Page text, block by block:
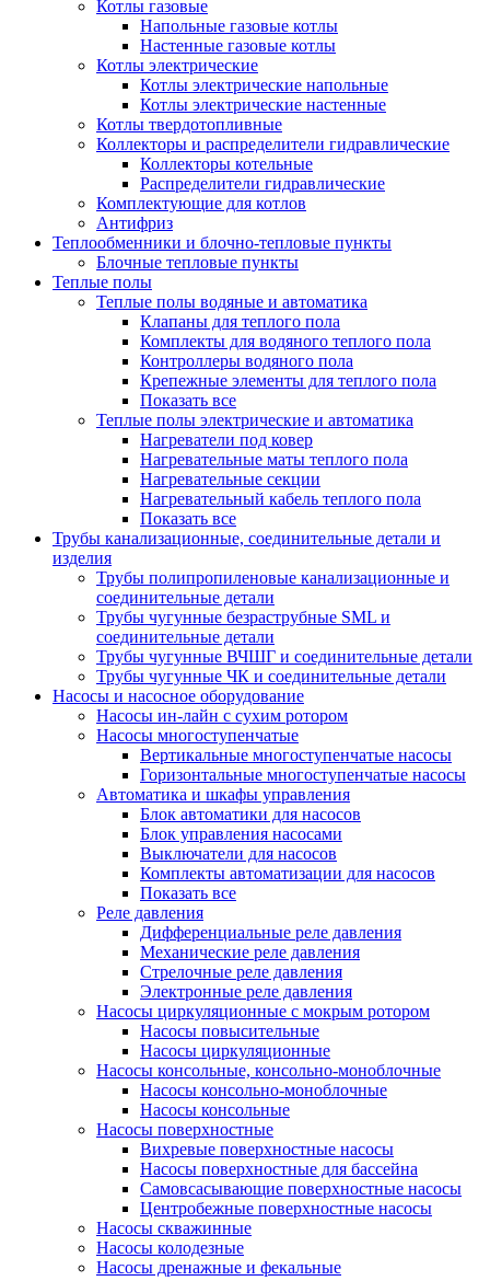
Котлы газовые
Напольные газовые котлы
Настенные газовые котлы
Котлы электрические
Котлы электрические напольные
Котлы электрические настенные
Котлы твердотопливные
Коллекторы и распределители гидравлические
Коллекторы котельные
Распределители гидравлические
Комплектующие для котлов
Антифриз
Теплообменники и блочно-тепловые пункты
Блочные тепловые пункты
Теплые полы
Теплые полы водяные и автоматика
Клапаны для теплого пола
Комплекты для водяного теплого пола
Контроллеры водяного пола
Крепежные элементы для теплого пола
Показать все
Теплые полы электрические и автоматика
Нагреватели под ковер
Нагревательные маты теплого пола
Нагревательные секции
Нагревательный кабель теплого пола
Показать все
Трубы канализационные, соединительные детали и
изделия
Трубы полипропиленовые канализационные и
соединительные детали
Трубы чугунные безраструбные SML и
соединительные детали
Трубы чугунные ВЧШГ и соединительные детали
Трубы чугунные ЧК и соединительные детали
Насосы и насосное оборудование
Насосы ин-лайн с сухим ротором
Насосы многоступенчатые
Вертикальные многоступенчатые насосы
Горизонтальные многоступенчатые насосы
Автоматика и шкафы управления
Блок автоматики для насосов
Блок управления насосами
Выключатели для насосов
Комплекты автоматизации для насосов
Показать все
Реле давления
Дифференциальные реле давления
Механические реле давления
Стрелочные реле давления
Электронные реле давления
Насосы циркуляционные с мокрым ротором
Насосы повысительные
Насосы циркуляционные
Насосы консольные, консольно-моноблочные
Насосы консольно-моноблочные
Насосы консольные
Насосы поверхностные
Вихревые поверхностные насосы
Насосы поверхностные для бассейна
Самовсасывающие поверхностные насосы
Центробежные поверхностные насосы
Насосы скважинные
Насосы колодезные
Насосы дренажные и фекальные